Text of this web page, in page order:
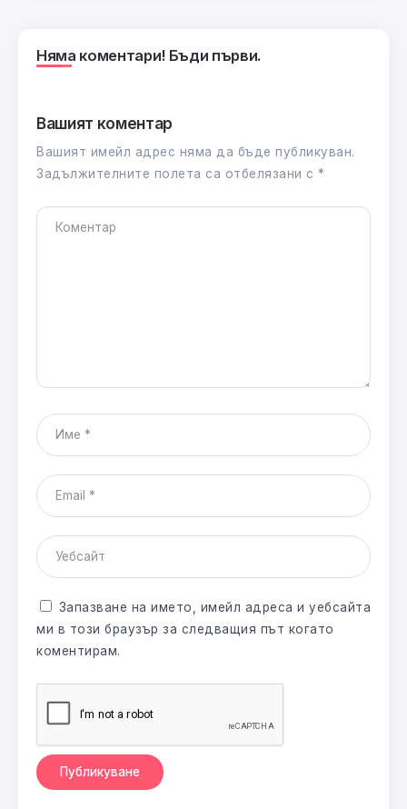
Няма коментари! Бъди първи.
Вашият коментар
Вашият имейл адрес няма да бъде публикуван.
Задължителните полета са отбелязани с *
Запазване на името, имейл адреса и уебсайта
ми в този браузър за следващия път когато
коментирам.